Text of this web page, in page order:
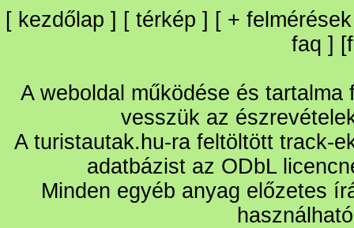
[ kezdőlap ] [ térkép ] [ + felmérések
faq ] [
A weboldal működése és
vesszük az
A turistautak.hu-ra feltöltött track-
adatbázist az ODbL
Minden egyéb anyag előzetes